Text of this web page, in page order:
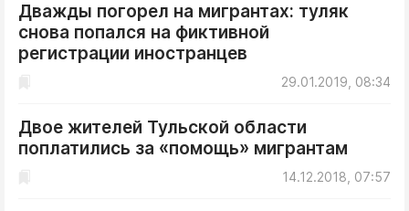
Дважды погорел на мигрантах: туляк
снова попался на фиктивной
регистрации иностранцев
29.01.2019, 08:34
Двое жителей Тульской области
поплатились за «помощь» мигрантам
14.12.2018, 07:57